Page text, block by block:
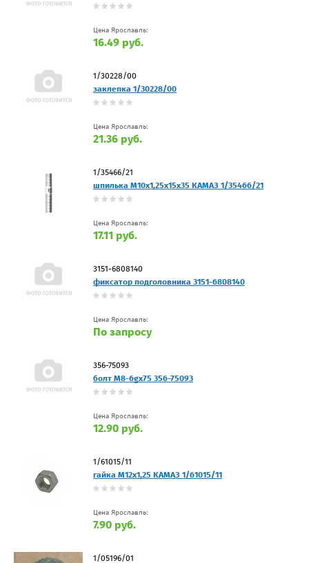
Цена Ярославль:
16.49 руб.
1/30228/00
заклепка 1/30228/00
Цена Ярославль:
21.36 руб.
1/35466/21
шпилька М10х1,25х15х35 КАМАЗ 1/35466/21
Цена Ярославль:
17.11 руб.
3151-6808140
фиксатор подголовника 3151-6808140
Цена Ярославль:
По запросу
356-75093
болт М8-6gх75 356-75093
Цена Ярославль:
12.90 руб.
1/61015/11
гайка М12х1,25 КАМАЗ 1/61015/11
Цена Ярославль:
7.90 руб.
1/05196/01